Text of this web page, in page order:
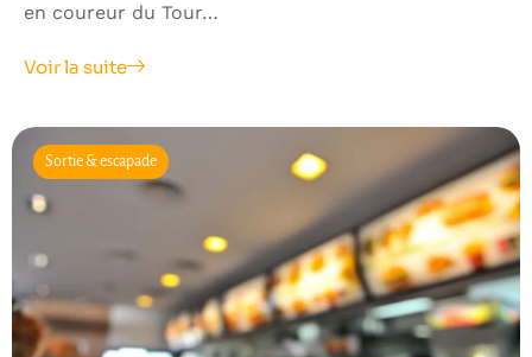
en coureur du Tour…
Voir la suite
Sortie & escapade